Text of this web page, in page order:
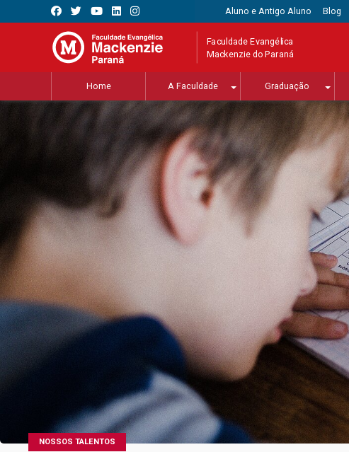
Aluno e Antigo Aluno Blog
Faculdade Evangélica
Mackenzie do Paraná
Home A Faculdade Graduação
NOSSOS TALENTOS